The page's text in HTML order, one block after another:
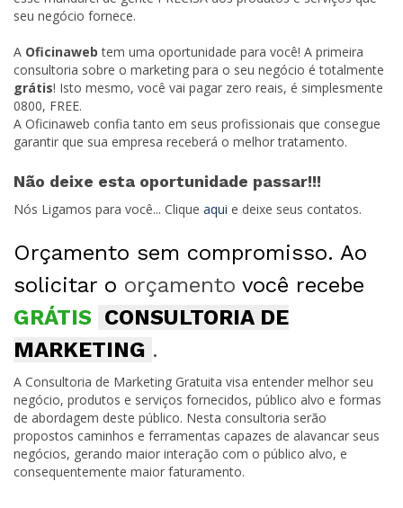
seu negócio fornece.
A Oficinaweb tem uma oportunidade para você! A primeira
consultoria sobre o marketing para o seu negócio é totalmente
grátis! Isto mesmo, você vai pagar zero reais, é simplesmente
0800, FREE.
A Oficinaweb confia tanto em seus profissionais que consegue
garantir que sua empresa receberá o melhor tratamento.
Não deixe esta oportunidade passar!!!
Nós Ligamos para você... Clique aqui e deixe seus contatos.
Orçamento sem compromisso. Ao
solicitar o orçamento você recebe
GRÁTIS CONSULTORIA DE
MARKETING .
A Consultoria de Marketing Gratuita visa entender melhor seu
negócio, produtos e serviços fornecidos, público alvo e formas
de abordagem deste público. Nesta consultoria serão
propostos caminhos e ferramentas capazes de alavancar seus
negócios, gerando maior interação com o público alvo, e
consequentemente maior faturamento.